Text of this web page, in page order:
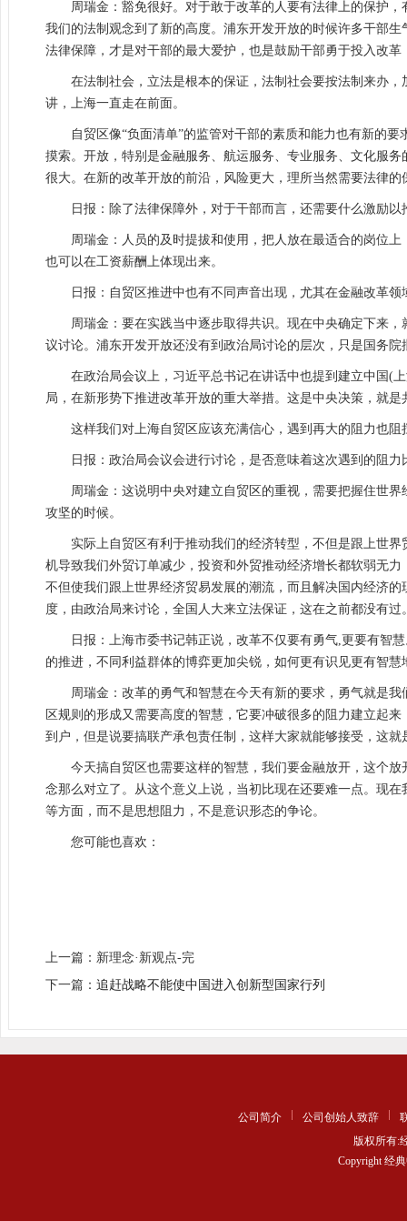
周瑞金：豁免很好。对于敢于改革的人要有法律上的保护
我们的法制观念到了新的高度。浦东开发开放的时候许多干部
法律保障，才是对干部的最大爱护，也是鼓励干部勇于投入改革
在法制社会，立法是根本的保证，法制社会要按法制来办
讲，上海一直走在前面。
自贸区像“负面清单”的监管对干部的素质和能力也有新的
摸索。开放，特别是金融服务、航运服务、专业服务、文化服
很大。在新的改革开放的前沿，风险更大，理所当然需要法律的
日报：除了法律保障外，对于干部而言，还需要什么激励以
周瑞金：人员的及时提拔和使用，把人放在最适合的岗位
也可以在工资薪酬上体现出来。
日报：自贸区推进中也有不同声音出现，尤其在金融改革
周瑞金：要在实践当中逐步取得共识。现在中央确定下来
议讨论。浦东开发开放还没有到政治局讨论的层次，只是国务院
在政治局会议上，习近平总书记在讲话中也提到建立中国(
局，在新形势下推进改革开放的重大举措。这是中央决策，就是
这样我们对上海自贸区应该充满信心，遇到再大的阻力也阻
日报：政治局会议会进行讨论，是否意味着这次遇到的阻力
周瑞金：这说明中央对建立自贸区的重视，需要把握住世
攻坚的时候。
实际上自贸区有利于推动我们的经济转型，不但是跟上世
机导致我们外贸订单减少，投资和外贸推动经济增长都软弱无
不但使我们跟上世界经济贸易发展的潮流，而且解决国内经济
度，由政治局来讨论，全国人大来立法保证，这在之前都没有过
日报：上海市委书记韩正说，改革不仅要有勇气,更要有智
的推进，不同利益群体的博弈更加尖锐，如何更有识见更有智慧
周瑞金：改革的勇气和智慧在今天有新的要求，勇气就是
区规则的形成又需要高度的智慧，它要冲破很多的阻力建立起
到户，但是说要搞联产承包责任制，这样大家就能够接受，这就
今天搞自贸区也需要这样的智慧，我们要金融放开，这个
念那么对立了。从这个意义上说，当初比现在还要难一点。现
等方面，而不是思想阻力，不是意识形态的争论。
您可能也喜欢：
上一篇：新理念·新观点-完
下一篇： 追赶战略不能使中国进入创新型国家行列
公司简介 公司创始人致辞
版权所有:
Copyright 经